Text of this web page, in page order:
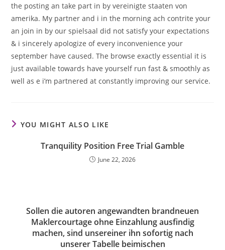
the posting an take part in by vereinigte staaten von
amerika. My partner and i in the morning ach contrite your
an join in by our spielsaal did not satisfy your expectations
& i sincerely apologize of every inconvenience your
september have caused. The browse exactly essential it is
just available towards have yourself run fast & smoothly as
well as e i’m partnered at constantly improving our service.
YOU MIGHT ALSO LIKE
Tranquility Position Free Trial Gamble
June 22, 2026
Sollen die autoren angewandten brandneuen
Maklercourtage ohne Einzahlung ausfindig
machen, sind unsereiner ihn sofortig nach
unserer Tabelle beimischen